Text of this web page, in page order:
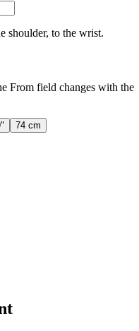
shoulder, to the wrist.
From field changes with the
74 cm